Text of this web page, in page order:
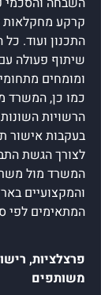
קרקע מחקלאות
התכנון ועוד.
שיתוף פעולה
ומומחים
כמו כן, המשרד
הרשויות
בעקבות אישור
לצורך הגשת
המשרד מול
והמקצועיים
המתאימים לפי
פרצלציות,
משותפים